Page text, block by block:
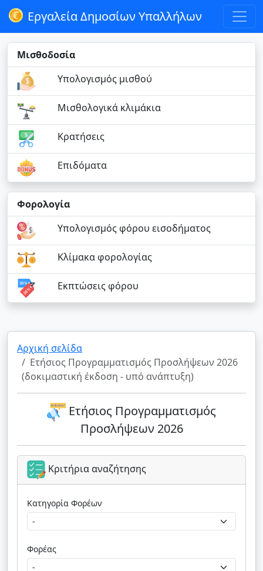
Εργαλεία Δημοσίων Υπαλλήλων
Μισθοδοσία
Υπολογισμός μισθού
Μισθολογικά κλιμάκια
Κρατήσεις
Επιδόματα
Φορολογία
Υπολογισμός φόρου εισοδήματος
Κλίμακα φορολογίας
Εκπτώσεις φόρου
Αρχική σελίδα
Ετήσιος Προγραμματισμός Προσλήψεων 2026
(δοκιμαστική έκδοση - υπό ανάπτυξη)
Ετήσιος Προγραμματισμός
Προσλήψεων 2026
Κριτήρια αναζήτησης
Κατηγορία Φορέων
Φορέας